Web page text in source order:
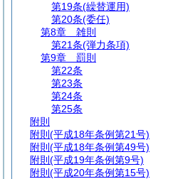
第19条(繰替運用)
第20条(委任)
第8章
雑則
第21条(弾力条項)
第9章
罰則
第22条
第23条
第24条
第25条
附則
附則 (平成18年条例第21号)
附則 (平成18年条例第49号)
附則 (平成19年条例第9号)
附則 (平成20年条例第15号)